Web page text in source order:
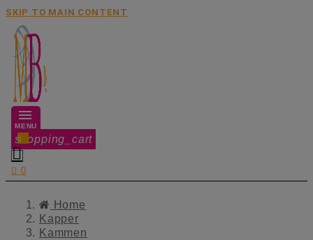
SKIP TO MAIN CONTENT
MENU
shopping_cart
0

 0
Home
Kapper
Kammen